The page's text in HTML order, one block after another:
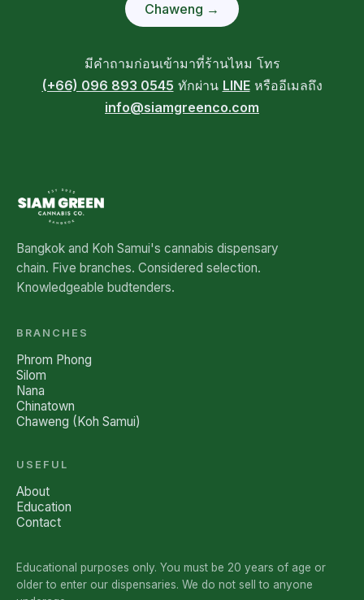
Chaweng →
มีคำถามก่อนเข้ามาที่ร้านไหม โทร
(+66) 096 893 0545 ทักผ่าน LINEหรืออีเมลถึง
info@siamgreenco.com
Bangkok and Koh Samui's cannabis dispensary
chain. Five branches. Considered selection.
Knowledgeable budtenders.
BRANCHES
Phrom Phong
Silom
Nana
Chinatown
Chaweng (Koh Samui)
USEFUL
About
Education
Contact
Educational purposes only. You must be 20 years of age or
older to enter our dispensaries. We do not sell to anyone